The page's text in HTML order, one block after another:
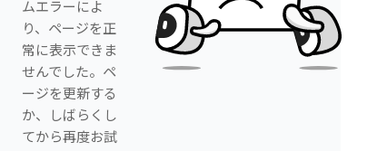
ムエラーによ
り、ページを正
常に表示できま
せんでした。ペ
ージを更新する
か、しばらくし
てから再度お試